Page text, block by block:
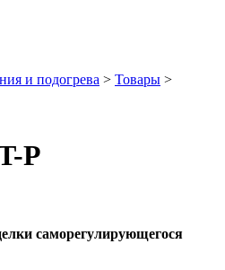
и подогрева > Товары >
P
саморегулирующегося